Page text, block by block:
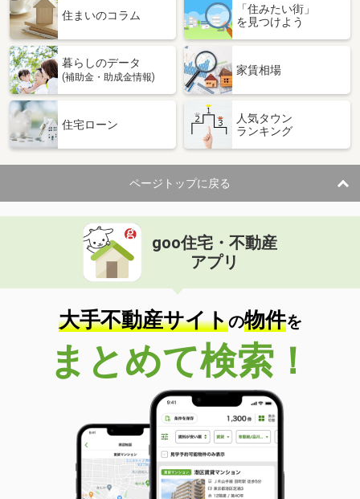
住まいのコラム
「住みたい街」
を見つけよう
暮らしのデータ
(補助金・助成金情報)
家賃相場
住宅ローン
人気タウン
ランキング
ページトップに戻る
goo住宅・不動産
アプリ
大手不動産サイトの物件を
まとめて検索！